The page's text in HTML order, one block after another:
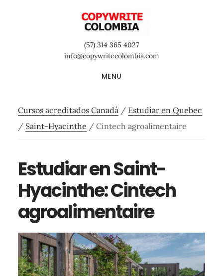
(57) 314 365 4027
info@copywritecolombia.com
MENU
Cursos acreditados Canadá / Estudiar en Quebec
/ Saint-Hyacinthe /Cintech agroalimentaire
Estudiar en Saint-
Hyacinthe: Cintech
agroalimentaire